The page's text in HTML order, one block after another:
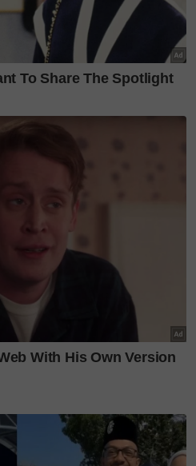
info terkini dan bermanfaat!
Facebook Instagram
istimewa
sudah berada di 37
di Shah Alam atau beli
Shopee Karangkraf Mallsekarang
kajian selidik kami dan
tunai.
×
umur anda?
35 - 44 tahun
55 - 64 tahun